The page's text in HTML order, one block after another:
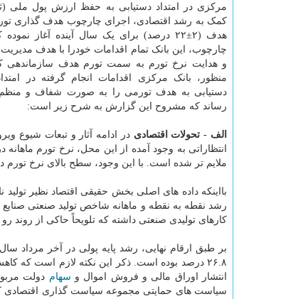
مرکزی در امتداد دستیابی به حفظ ارزش پول ملی
کمک به رشد اقتصادی، اجرای چارچوب هدف گذاری تورم
هدف (۲±۲۲ درصد) برای یک سال آینده آغاز
چارچوب، این بانک تمام اقدامات خودرا با هدف
و هدایت نرخ تورم به سمت تورم هدف سازماندهی
منظور، بانک مرکزی اقدامات انجام گرفته در
دستیابی به هدف تورمی را به صورت شفاف و منظم
رساند که مشروح این گزارش به شرح زیر است:
الف - تحولات اقتصادی
ملایم تر شده است. با این وجود، سطح بالای نرخ تورم
کارهای تولیدی صنعتی داشته که تلویحاً حاکی از
۲۶.۸ درصد بوده است. ذکر این نکته لازم است که
انتشار اوراق مالی و فروش اموال و سهام دولت
سیاست های حمایتی مجموعه سیاست گذاری اقتصادی